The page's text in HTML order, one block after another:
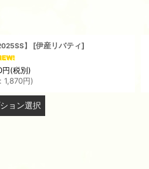
】 [伊産リバティ]
円(税別)
: 1,870円)
ョン選択